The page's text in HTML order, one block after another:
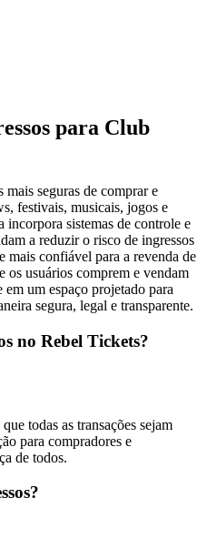
para Club
seguras de comprar e
festivais, musicais, jogos e
sistemas de controle e
a reduzir o risco de ingressos
mais confiável para a revenda de
os usuários comprem e vendam
um espaço projetado para
segura, legal e transparente.
no Rebel Tickets?
todas as transações sejam
para compradores e
de todos.